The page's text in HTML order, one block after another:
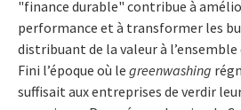
"finance durable" contribue à
performance et à transformer les
distribuant de la valeur à
Fini l’époque où le greenwashing
suffisait aux entreprises de verdir